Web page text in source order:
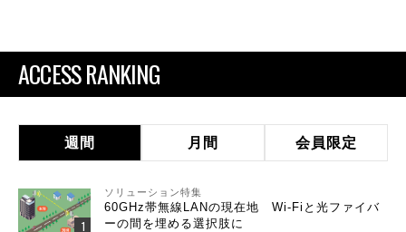
ACCESS RANKING
週間 月間 会員限定
ソリューション特集
60GHz帯無線LANの現在地 Wi-Fiと光ファイバ
ーの間を埋める選択肢に